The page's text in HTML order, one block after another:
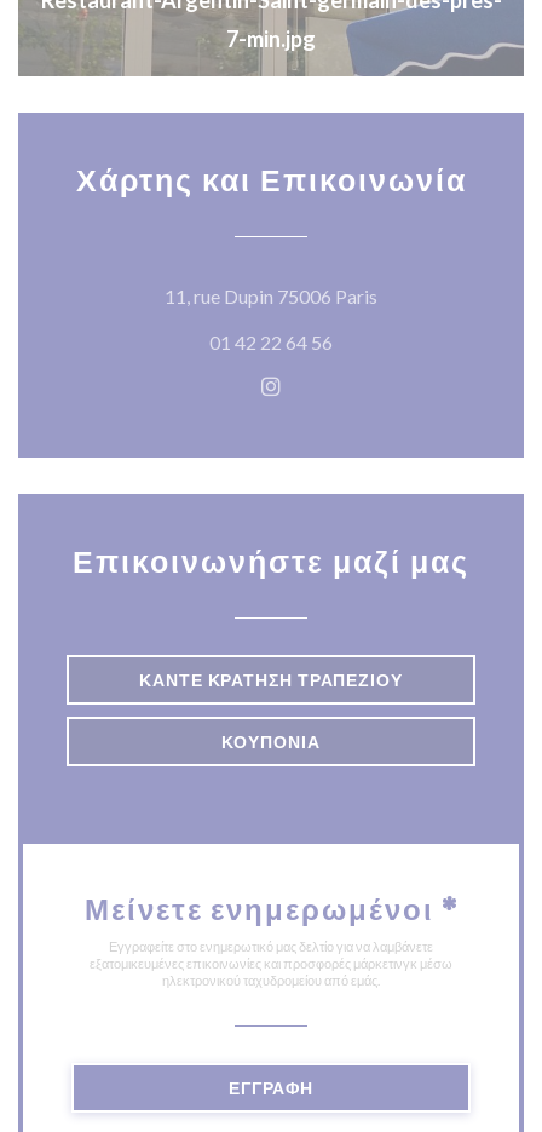
7-min.jpg
Χάρτης και Επικοινωνία
11, rue Dupin 75006 Paris
01 42 22 64 56
Instagram ((ανοίγει σε νέο
Επικοινωνήστε μαζί μας
ΚΆΝΤΕ ΚΡΆΤΗΣΗ ΤΡΑΠΕΖΙΟΎ
ΚΟΥΠΌΝΙΑ
Μείνετε ενημερωμένοι *
Εγγραφείτε στο ενημερωτικό μας δελτίο για να λαμβάνετε
εξατομικευμένες επικοινωνίες και προσφορές μάρκετινγκ μέσω
ηλεκτρονικού ταχυδρομείου από εμάς.
ΕΓΓΡΑΦΉ